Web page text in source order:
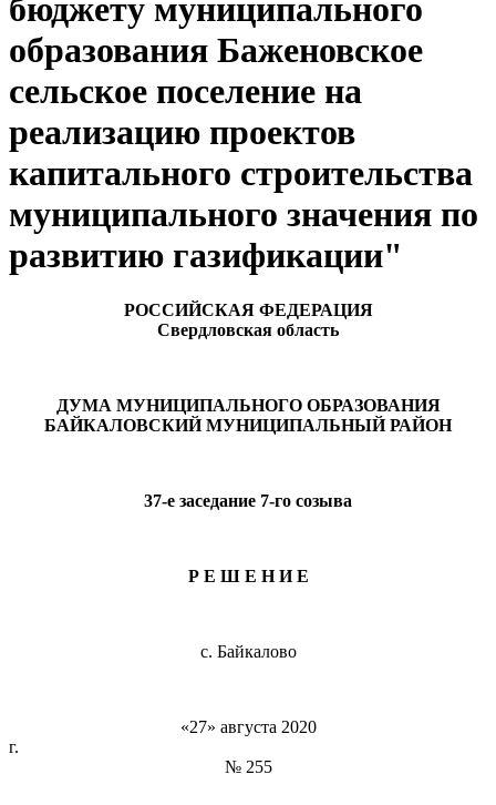
бюджету муниципального
образования Баженовское
сельское поселение на
реализацию проектов
капитального строительства
муниципального значения по
развитию газификации"
РОССИЙСКАЯ ФЕДЕРАЦИЯ
Свердловская область
ДУМА МУНИЦИПАЛЬНОГО ОБРАЗОВАНИЯ
БАЙКАЛОВСКИЙ МУНИЦИПАЛЬНЫЙ РАЙОН
37-е заседание 7-го созыва
Р Е Ш Е Н И Е
с. Байкалово
«27» августа 2020
№ 255